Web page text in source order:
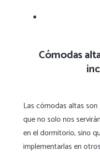
Cómodas
Las cómodas altas son
que no solo nos
en el dormitorio, sino
implementarlas en